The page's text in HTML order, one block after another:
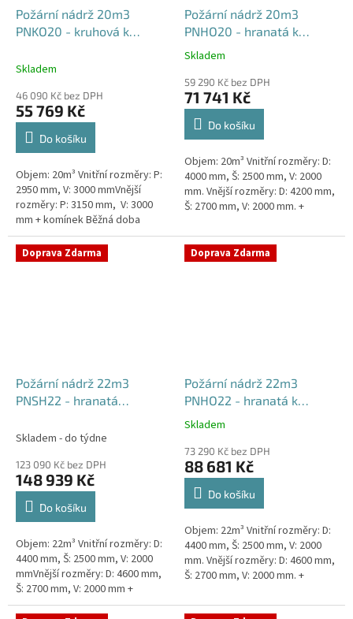
Požární nádrž 20m3
PNKO20 - kruhová k
Skladem
46 090 Kč bez DPH
55 769 Kč
Do košíku
Objem: 20m³ Vnitřní rozměry: P:
2950 mm, V: 3000 mmVnější
rozměry: P: 3150 mm, V: 3000
mm + komínek Běžná doba
dodání 2-3 týdny od objednávky.
Rozměry nádrže možno...
Požární nádrž 20m3
PNHO20 - hranatá k
obetonování
Průměrné
produktu
je
5,0
hvězdiček.
Skladem
59 290 Kč bez DPH
71 741 Kč
Do košíku
Objem: 20m³ Vnitřní rozměry: D:
4000 mm, Š: 2500 mm, V: 2000
mm. Vnější rozměry: D: 4200 mm,
Š: 2700 mm, V: 2000 mm. +
týdny od objednávky....
Doprava Zdarma
Požární nádrž 22m3
PNSH22 - hranatá
Skladem - do týdne
123 090 Kč bez DPH
148 939 Kč
Do košíku
Objem: 22m³ Vnitřní rozměry: D:
4400 mm, Š: 2500 mm, V: 2000
mmVnější rozměry: D: 4600 mm,
Š: 2700 mm, V: 2000 mm +
komínek Běžná doba dodání 2-3
Doprava Zdarma
Požární nádrž 22m3
PNHO22 - hranatá k
obetonování
Průměrné
produktu
je
5,0
hvězdiček.
Skladem
73 290 Kč bez DPH
88 681 Kč
Do košíku
Objem: 22m³ Vnitřní rozměry: D:
4400 mm, Š: 2500 mm, V: 2000
mm. Vnější rozměry: D: 4600 mm,
Š: 2700 mm, V: 2000 mm. +
týdny od objednávky....